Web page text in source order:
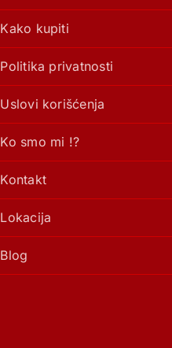
Kako kupiti
Politika privatnosti
Uslovi korišćenja
Ko smo mi !?
Kontakt
Lokacija
Blog